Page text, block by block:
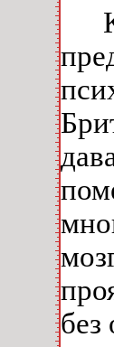
без